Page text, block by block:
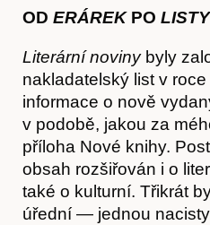
OD ERÁREKPO LISTY
Literární noviny byly
nakladatelský list v
informace o nově
v podobě, jakou za
příloha Nové knihy.
obsah rozšiřován i o
také o kulturní. Třikrát
úřední — jednou